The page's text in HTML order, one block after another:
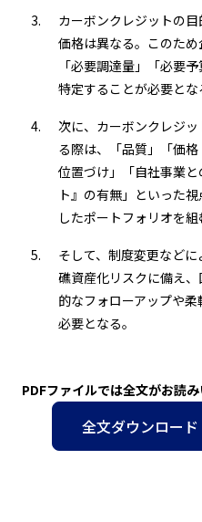
カーボンクレジットの
価格は異なる。このため
「必要調達量」「必要
特定することが必要とな
次に、カーボンクレジ
る際は、「品質」「価
位置づけ」「自社事業
ト』の有無」といった
したポートフォリオを組
そして、制度変更など
礁資産化リスクに備え
的なフォローアップや
必要となる。
PDFファイルでは全文がお読
全文ダウンロード